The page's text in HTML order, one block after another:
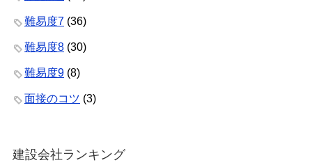
難易度7 (36)
難易度8 (30)
難易度9 (8)
面接のコツ (3)
建設会社ランキング